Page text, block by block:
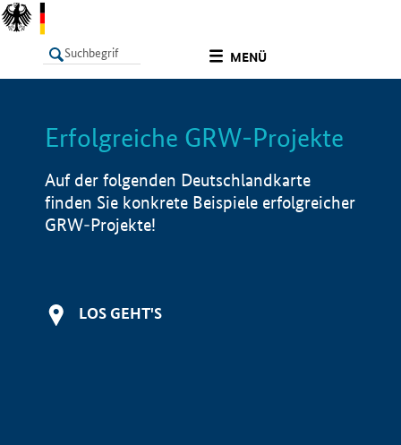
MENÜ
LISTE Info
Erfolgreiche GRW-Projekte
Auf der folgenden Deutschlandkarte
finden Sie konkrete Beispiele erfolgreicher
GRW-Projekte!
LOS GEHT'S